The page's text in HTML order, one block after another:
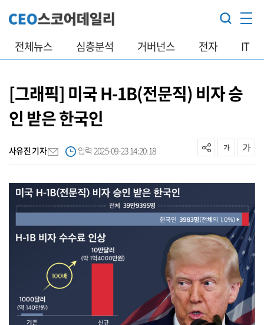
전체뉴스 심층분석 거버넌스 전자 IT
[그래픽] 미국 H-1B(전문직) 비자 승
인 받은 한국인
사유진 기자 입력 2025-09-23 14:20:18